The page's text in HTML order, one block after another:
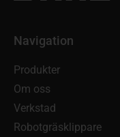
Navigation
Produkter
Om oss
Verkstad
Robotgräsklippare